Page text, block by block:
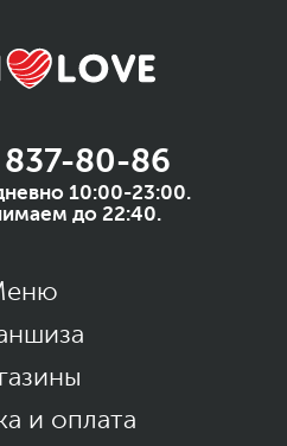
837-80-86
10:00-23:00.
до 22:40.
и оплата